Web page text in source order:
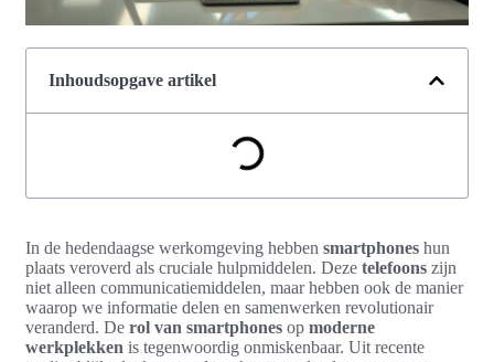
Inhoudsopgave artikel
In de hedendaagse werkomgeving hebben smartphones hun
plaats veroverd als cruciale hulpmiddelen. Deze telefoons zijn
niet alleen communicatiemiddelen, maar hebben ook de manier
waarop we informatie delen en samenwerken revolutionair
veranderd. De rol van smartphones op moderne
werkplekken is tegenwoordig onmiskenbaar. Uit recente